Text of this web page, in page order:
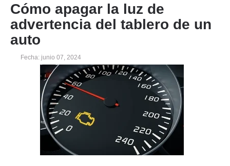
Cómo apagar la luz de
advertencia del tablero de un
auto
Fecha: junio 07, 2024